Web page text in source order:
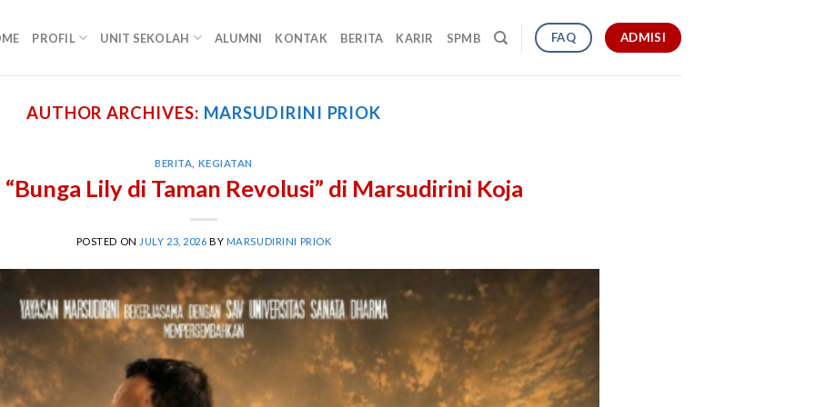
PROFIL UNIT SEKOLAH ALUMNI KONTAK BERITA KARIR SPMB FAQ ADMISI
AUTHOR ARCHIVES: MARSUDIRINI PRIOK
BERITA KEGIATAN
Lily di Taman Revolusi” di Marsudirini Koja
POSTED ON JULY 23, 2026 BY MARSUDIRINI PRIOK